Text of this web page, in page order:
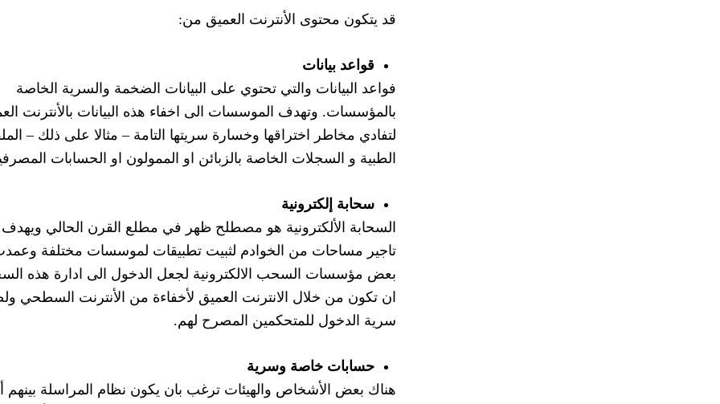
قد يتكون محتوى الأنترنت العميق من:
قواعد بيانات
فواعد البيانات والتي تحتوي على البيانات الضخمة والسرية الخاصة
بالمؤسسات. وتهدف الموسسات الى اخفاء هذه البيانات بالأنترنت
لتفادي مخاطر اختراقها وخسارة سريتها التامة – مثالا على ذلك –
الطبية و السجلات الخاصة بالزبائن او الممولون او الحسابات
سحابة إلكترونية
السحابة الألكترونية هو مصطلح ظهر في مطلع القرن الحالي ويهدف
تاجير مساحات من الخوادم لثبيت تطبيقات لموسسات مختلفة
بعض مؤسسات السحب الالكترونية لجعل الدخول الى ادارة هذه
ان تكون من خلال الانترنت العميق لأخفاءة من الأنترنت السطحي
سرية الدخول للمتحكمين المصرح لهم.
حسابات خاصة وسرية
هناك بعض الأشخاص والهيئات ترغب بان يكون نظام المراسلة بينهم